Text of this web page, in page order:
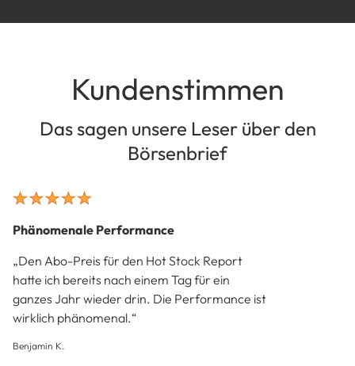
Kundenstimmen
Das sagen unsere Leser über den
Börsenbrief
Phänomenale Performance
„Den Abo-Preis für den Hot Stock Report
hatte ich bereits nach einem Tag für ein
ganzes Jahr wieder drin. Die Performance ist
wirklich phänomenal.“
Benjamin K.